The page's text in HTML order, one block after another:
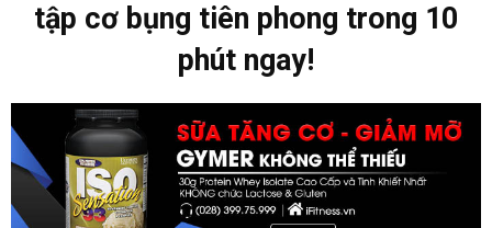
tập cơ bụng tiên phong trong 10
phút ngay!